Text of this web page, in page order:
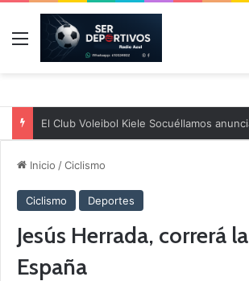
Menú
Inicio /Ciclismo
Ciclismo Deportes
Jesús Herrada, correrá
España